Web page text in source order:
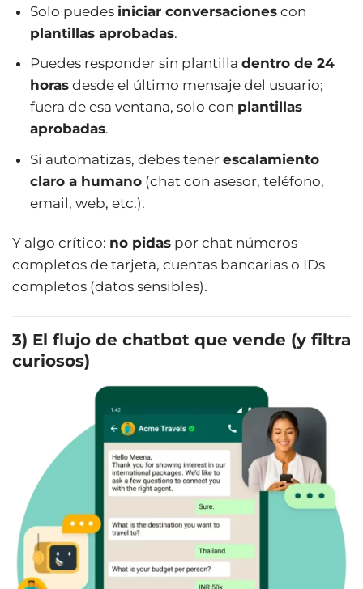
Solo puedes iniciar conversaciones con
plantillas aprobadas.
Puedes responder sin plantilladentro de 24
horas desde el último mensaje del usuario;
fuera de esa ventana, solo con plantillas
aprobadas.
Si automatizas, debes tenerescalamiento
claro a humano (chat con asesor, teléfono,
email, web, etc.).
Y algo crítico: no pidas por chat números
completos de tarjeta, cuentas bancarias o IDs
completos (datos sensibles).
3) El flujo de chatbot que vende (y filtra
curiosos)